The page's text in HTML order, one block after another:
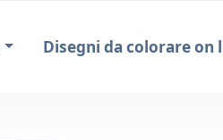
Disegni da colorare on